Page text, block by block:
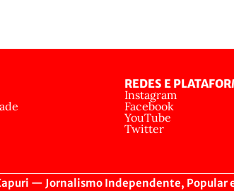
REDES E
Instagram
Facebook
YouTube
Twitter
— Jornalismo Independente, Popular